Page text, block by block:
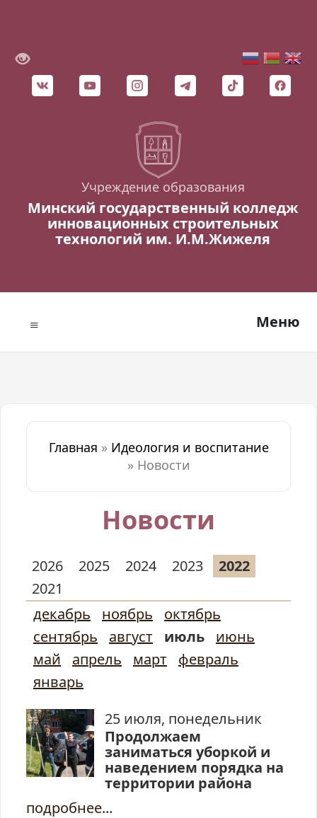
Учреждение образования
Минский государственный колледж
инновационных строительных
технологий им. И.М.Жижеля
Меню
Главная » Идеология и воспитание
» Новости
Новости
2026 2025 2024 2023
2022
2021
декабрь
ноябрь
октябрь
сентябрь
август июль
июнь
май
апрель март
февраль
январь
25 июля, понедельник
Продолжаем
заниматься уборкой и
наведением порядка на
территории района
подробнее...